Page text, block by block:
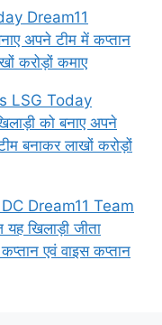
Dream11
अपने टीम में कप्तान
करोड़ों कमाए
LSG Today
को बनाए अपने
बनाकर लाखों करोड़ों
Dream11 Team
खिलाड़ी जीता
एवं वाइस कप्तान